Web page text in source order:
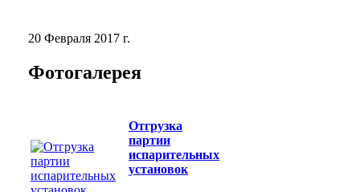
20 Февраля 2017 г.
Фотогалерея
Отгрузка
партии
испарительных
установок